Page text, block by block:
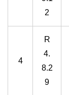
2
4
R
4.
8.2
9